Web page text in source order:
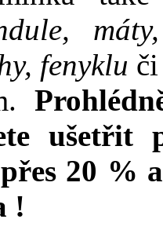
fenyklu
ušetřit
přes 20 %
!